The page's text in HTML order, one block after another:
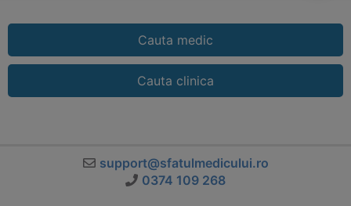
Cauta medic
Cauta clinica
support@sfatulmedicului.ro
0374 109 268